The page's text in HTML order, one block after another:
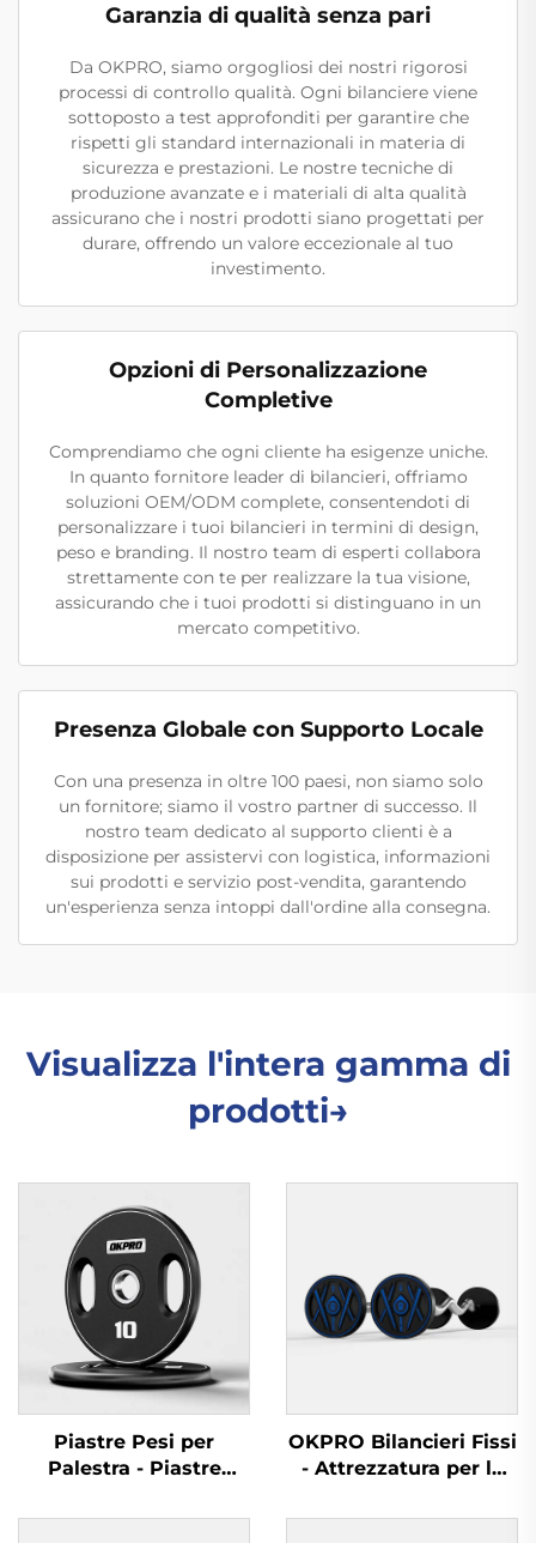
Garanzia di qualità senza pari
Da OKPRO, siamo orgogliosi dei nostri rigorosi
processi di controllo qualità. Ogni bilanciere viene
sottoposto a test approfonditi per garantire che
rispetti gli standard internazionali in materia di
sicurezza e prestazioni. Le nostre tecniche di
produzione avanzate e i materiali di alta qualità
assicurano che i nostri prodotti siano progettati per
durare, offrendo un valore eccezionale al tuo
investimento.
Opzioni di Personalizzazione
Completive
Comprendiamo che ogni cliente ha esigenze uniche.
In quanto fornitore leader di bilancieri, offriamo
soluzioni OEM/ODM complete, consentendoti di
personalizzare i tuoi bilancieri in termini di design,
peso e branding. Il nostro team di esperti collabora
strettamente con te per realizzare la tua visione,
assicurando che i tuoi prodotti si distinguano in un
mercato competitivo.
Presenza Globale con Supporto Locale
Con una presenza in oltre 100 paesi, non siamo solo
un fornitore; siamo il vostro partner di successo. Il
nostro team dedicato al supporto clienti è a
disposizione per assistervi con logistica, informazioni
sui prodotti e servizio post-vendita, garantendo
un'esperienza senza intoppi dall'ordine alla consegna.
Visualizza l'intera gamma di
prodotti→
Piastre Pesi per
Palestra - Piastre
Equipaggiamento
OKPRO Bilancieri Fissi
- Attrezzatura per la
per Professionisti